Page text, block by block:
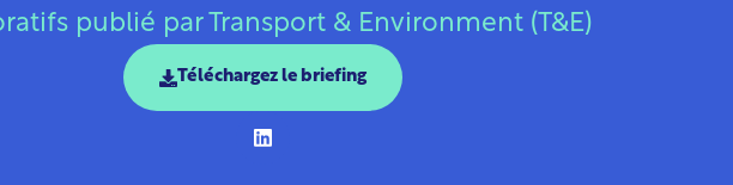
publié par Transport & Environment (T&E)
Téléchargez le briefing